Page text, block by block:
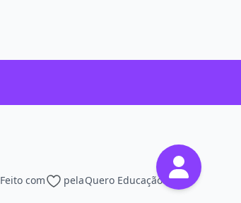
Feito com pelaQuero Educação